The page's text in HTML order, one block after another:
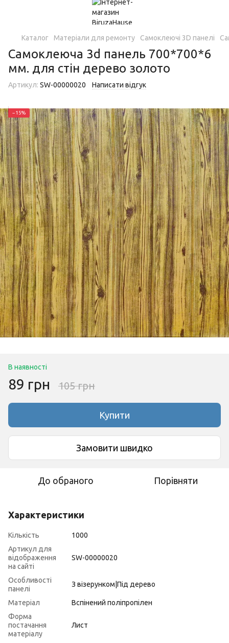
Каталог Матеріали для ремонту Самоклеючі 3D панелі
Самоклеюча 3d панель 700*700*6
мм. для стін дерево золото
Артикул: SW-00000020 Написати відгук
−15%
В наявності
89 грн 105 грн
Купити
Замовити швидко
До обраного Порівняти
Характеристики
Кількість
1000
Артикул для
відображення
на сайті
SW-00000020
Особливості
панелі
З візерунком|Під дерево
Матеріал
Вспінений поліпропілен
Форма
постачання
матеріалу
Лист